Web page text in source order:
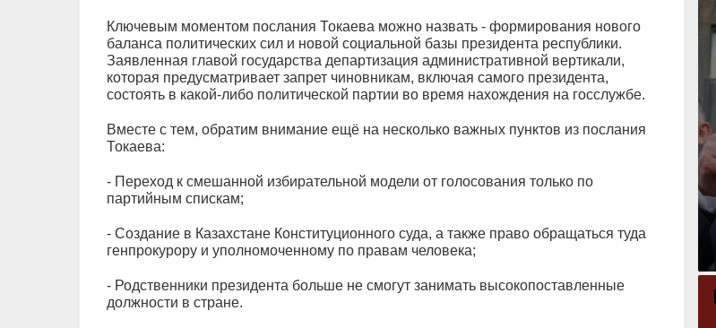
Ключевым моментом послания Токаева можно назвать - формирования нового
баланса политических сил и новой социальной базы президента республики.
Заявленная главой государства департизация административной вертикали,
которая предусматривает запрет чиновникам, включая самого президента,
состоять в какой-либо политической партии во время нахождения на госслужбе.
Вместе с тем, обратим внимание ещё на несколько важных пунктов из послания
Токаева:
- Переход к смешанной избирательной модели от голосования только по
партийным спискам;
- Создание в Казахстане Конституционного суда, а также право обращаться туда
генпрокурору и уполномоченному по правам человека;
- Родственники президента больше не смогут занимать высокопоставленные
должности в стране.